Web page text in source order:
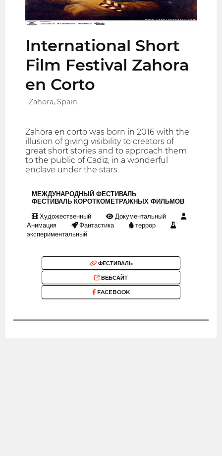
International Short
Film Festival Zahora
en Corto
Zahora, Spain
Zahora en corto was born in 2016 with the
illusion of giving visibility to creators of
great short stories and to approach them
to the public of Cadiz, in a wonderful
enclave under the stars.
МЕЖДУНАРОДНЫЙ ФЕСТИВАЛЬ
ФЕСТИВАЛЬ КОРОТКОМЕТРАЖНЫХ ФИЛЬМОВ
Художественный
Документальный
Анимация
Фантастика
террор
экспериментальный
ФЕСТИВАЛЬ
ВЕБСАЙТ
FACEBOOK